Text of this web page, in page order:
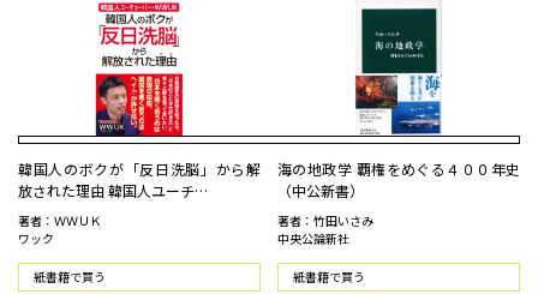
韓国人のボクが「反日洗脳」から解
放された理由 韓国人ユーチ…
著者：ＷＷＵＫ
ワック
紙書籍で買う
海の地政学 覇権をめぐる４００年史
（中公新書）
著者：竹田いさみ
中央公論新社
紙書籍で買う